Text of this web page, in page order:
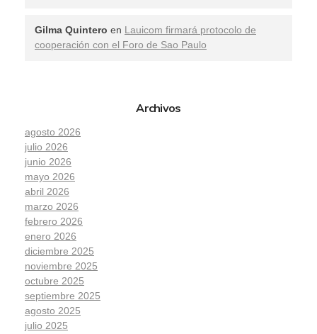
Gilma Quintero en Lauicom firmará protocolo de
cooperación con el Foro de Sao Paulo
Archivos
agosto 2026
julio 2026
junio 2026
mayo 2026
abril 2026
marzo 2026
febrero 2026
enero 2026
diciembre 2025
noviembre 2025
octubre 2025
septiembre 2025
agosto 2025
julio 2025